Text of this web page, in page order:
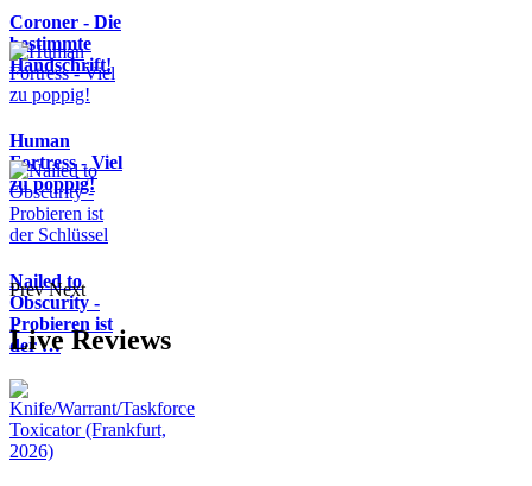
Coroner - Die
bestimmte
Handschrift!
Human
Fortress - Viel
zu poppig!
Nailed to
Obscurity -
Probieren ist
der …
Prev Next
Live Reviews